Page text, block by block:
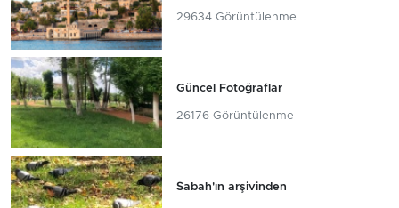
29634 Görüntülenme
Güncel Fotoğraflar
26176 Görüntülenme
Sabah'ın arşivinden